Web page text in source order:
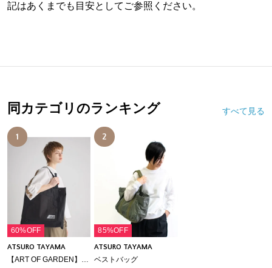
記はあくまでも目安としてご参照ください。
同カテゴリのランキング すべて見る
1
60%OFF
ATSURO TAYAMA
2
85%OFF
ATSURO TAYAMA
ベストバッグ